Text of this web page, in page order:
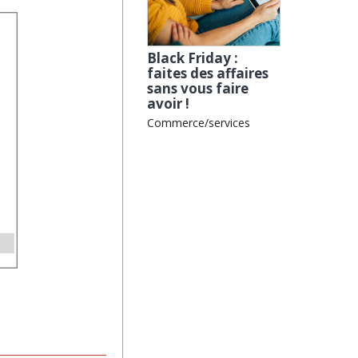
Black Friday :
faites des affaires
sans vous faire
avoir !
Commerce/services